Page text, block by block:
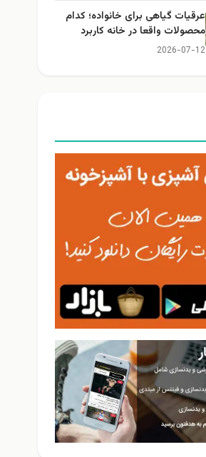
عرقیات گیاهی برای خانواده؛ کدام
محصولات واقعا در خانه کاربرد
دارند؟
2026-07-12